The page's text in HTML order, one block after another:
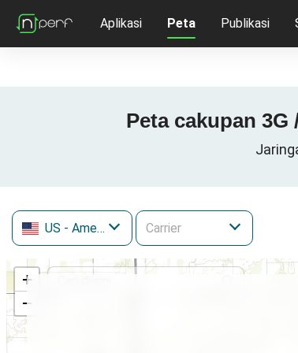
Aplikasi Peta Publikasi
Peta cakupan 3G
US - Amerika Serikat
+
−